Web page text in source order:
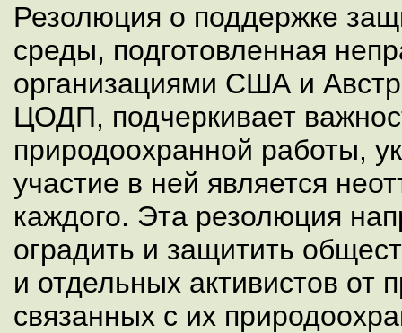
Резолюция о поддержке
среды, подготовленная
организациями США и
ЦОДП, подчеркивает
природоохранной работы,
участие в ней является
каждого. Эта резолюция
оградить и защитить
и отдельных активистов от
связанных с их